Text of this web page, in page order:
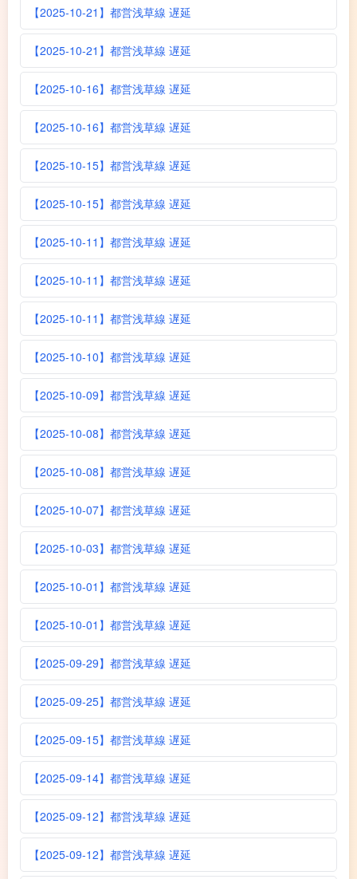
【2025-10-21】都営浅草線 遅延
【2025-10-21】都営浅草線 遅延
【2025-10-16】都営浅草線 遅延
【2025-10-16】都営浅草線 遅延
【2025-10-15】都営浅草線 遅延
【2025-10-15】都営浅草線 遅延
【2025-10-11】都営浅草線 遅延
【2025-10-11】都営浅草線 遅延
【2025-10-11】都営浅草線 遅延
【2025-10-10】都営浅草線 遅延
【2025-10-09】都営浅草線 遅延
【2025-10-08】都営浅草線 遅延
【2025-10-08】都営浅草線 遅延
【2025-10-07】都営浅草線 遅延
【2025-10-03】都営浅草線 遅延
【2025-10-01】都営浅草線 遅延
【2025-10-01】都営浅草線 遅延
【2025-09-29】都営浅草線 遅延
【2025-09-25】都営浅草線 遅延
【2025-09-15】都営浅草線 遅延
【2025-09-14】都営浅草線 遅延
【2025-09-12】都営浅草線 遅延
【2025-09-12】都営浅草線 遅延